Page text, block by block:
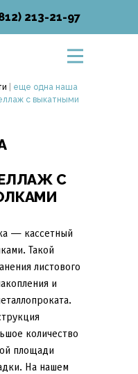
213-21-97
еще одна наша
с выкатными
С
— кассетный
Такой
листового
и
количество
площади
На нашем